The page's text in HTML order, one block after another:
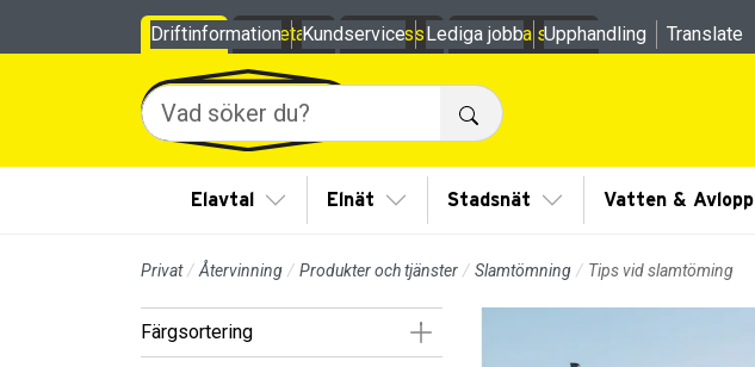
Till sidans huvudinnehåll
Privat
Företag Om oss Mina sidor
Sök
Elavtal Visa/Göm undermeny
Elnät Visa/Göm undermeny
Stadsnät Visa/Göm undermeny
Vatten & Avlopp
Driftinformation Kundservice Lediga jobb Upphandling Translate
Privat Återvinning Produkter och tjänster Slamtömning Tips vid slamtöming
Färgsortering Visa/Göm undermeny